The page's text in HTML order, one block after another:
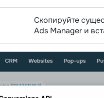
Скопируйте
Ads Manager и